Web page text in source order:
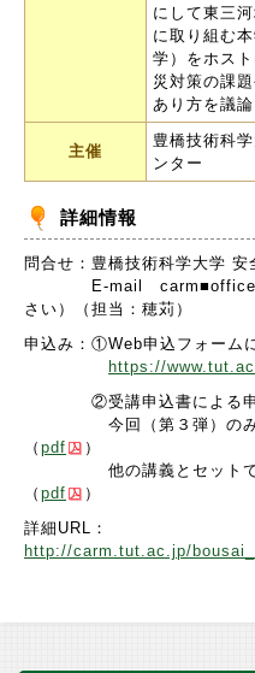
にして東三
に取り組む
学）をホス
災対策の課
あり方を議論
主催
豊橋技術科
ンター
詳細情報
問合せ：豊橋技術科学大学
E-mail
さい）（担当：穂苅）
申込み：①Web申込フォーム
https://
②受講申込書による申
今回（第３弾）のみ受
（ pdf
）
他の講義とセットで受
（ pdf
）
詳細URL：
http://carm.tut.ac.jp/